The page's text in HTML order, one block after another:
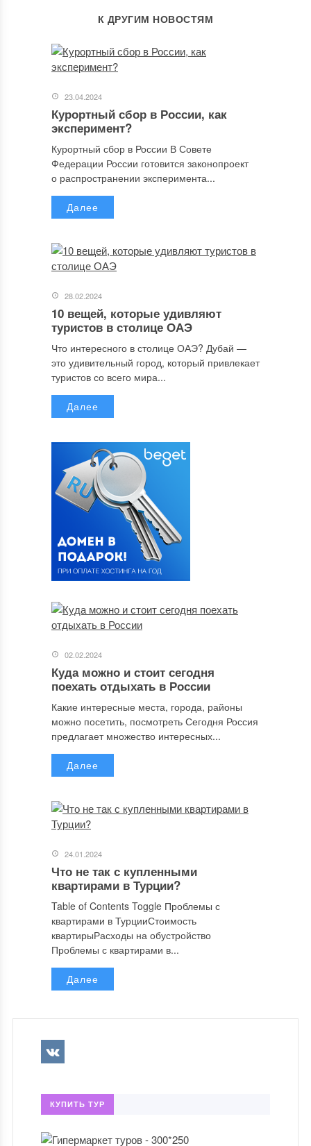
К ДРУГИМ НОВОСТЯМ
23.04.2024
Курортный сбор в России, как
эксперимент?
Курортный сбор в России В Совете
Федерации России готовится законопроект
о распространении эксперимента...
Далее
28.02.2024
10 вещей, которые удивляют
туристов в столице ОАЭ
Что интересного в столице ОАЭ? Дубай —
это удивительный город, который привлекает
туристов со всего мира...
Далее
02.02.2024
Куда можно и стоит сегодня
поехать отдыхать в России
Какие интересные места, города, районы
можно посетить, посмотреть Сегодня Россия
предлагает множество интересных...
Далее
24.01.2024
Что не так с купленными
квартирами в Турции?
Table of Contents Toggle Проблемы с
квартирами в ТурцииСтоимость
квартирыРасходы на обустройство
Проблемы с квартирами в...
Далее
КУПИТЬ ТУР